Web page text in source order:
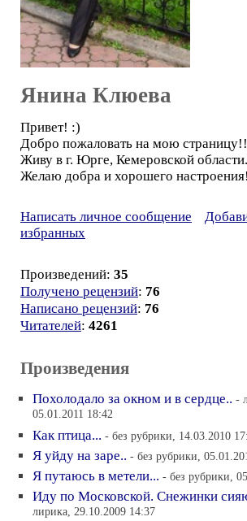
Янина Клюева
Привет! :)
Добро пожаловать на мою страницу!!
Живу в г. Юрге, Кемеровской области.
Желаю добра и хорошего
Написать личное сообщение
избранных
Произведений: 35
Получено рецензий: 76
Написано рецензий: 76
Читателей: 4261
Произведения
Похолодало за окном и в сердце.. -
05.01.2011 18:42
Как птица... - без рубрики, 14.03.2010
Я уйду на заре.. - без рубрики,
Я путаюсь в метели... - без рубрики,
Иду по Московской. Снежинки
лирика, 29.10.2009 14:37